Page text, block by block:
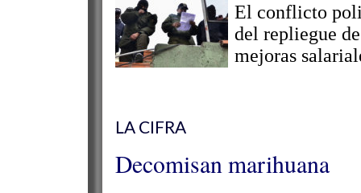
El conflicto
del repliegue
mejoras
LA CIFRA
Decomisan marihuana